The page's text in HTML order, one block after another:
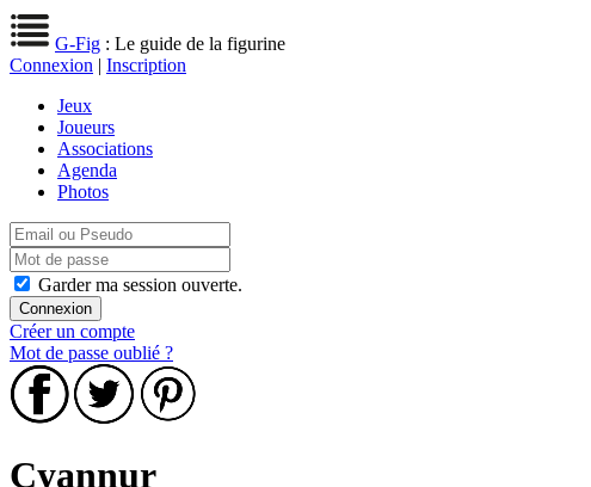
G-Fig : Le guide de la figurine
Connexion | Inscription
Jeux
Joueurs
Associations
Agenda
Photos
Garder ma session ouverte.
Créer un compte
Mot de passe oublié ?
Cyannur